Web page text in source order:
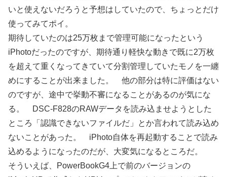
いと使えないだろうと予想はしていたので、ちょっとだけ
使ってみてポイ。
期待していたのは25万枚まで管理可能になったという
iPhotoだったのですが、期待通り軽快な動きで既に2万枚
を超えて重くなってきていて分割管理していたモノを一纏
めにすることが出来ました。 他の部分は特に評価はない
のですが、途中で挙動不審になることがあるのが気にな
る。 DSC-F828のRAWデータを読み込ませようとした
ところ「認識できないファイルだ」とか言われて読み込め
ないことがあった。 iPhoto自体を再起動することで読み
込めるようになったのだが、大変気になるところだ。
そういえば、PowerBookG4上で前のバージョンの